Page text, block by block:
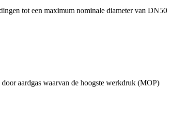
tot een maximum nominale diameter van DN50
aardgas waarvan de hoogste werkdruk (MOP)